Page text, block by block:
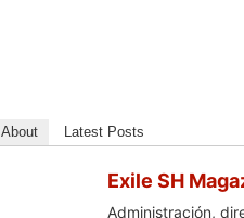
About Latest Posts
Exile SH
Administración,